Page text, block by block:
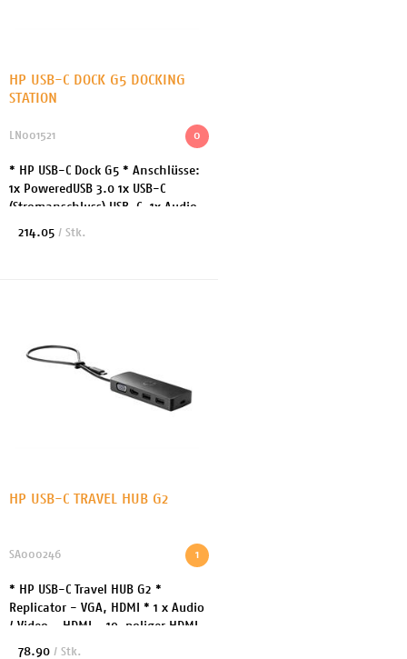
HP USB-C DOCK G5 DOCKING
STATION
0
LN001521
* HP USB-C Dock G5 * Anschlüsse:
1x PoweredUSB 3.0 1x USB-C
(Stromanschluss) USB-C, 1x Audio,
1x SuperSpeed USB 3.0 1x Netzwerk
214.05 / Stk.
HP USB-C TRAVEL HUB G2
1
SA000246
* HP USB-C Travel HUB G2 *
Replicator - VGA, HDMI * 1 x Audio
/ Video - HDMI - 19-poliger HDMI
Typ A 1 x Display / Video - VGA -
78.90 / Stk.